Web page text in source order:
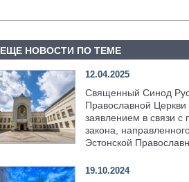
ЕЩЕ НОВОСТИ ПО ТЕМЕ
12.04.2025
Священный Синод
Православной Церкви
заявлением в связи с
закона,
Эстонской
19.10.2024